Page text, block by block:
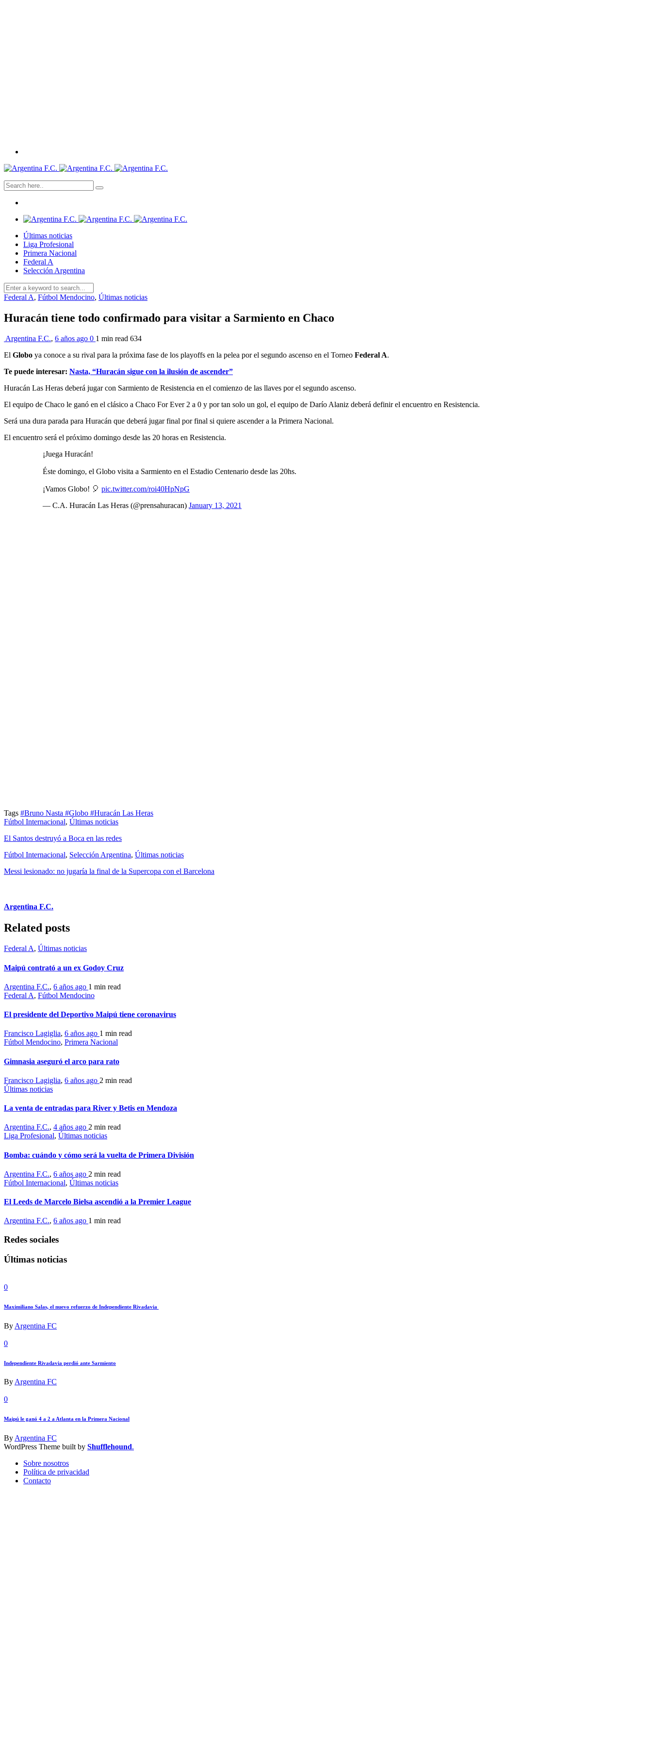
Últimas noticias
Liga Profesional
Primera Nacional
Federal A
Selección Argentina
Federal A, Fútbol Mendocino, Últimas noticias
Huracán tiene todo confirmado para visitar a Sarmiento en Chaco
Argentina F.C., 6 años ago 0 1 min read 634
El Globo ya conoce a su rival para la próxima fase de los playoffs en la pelea por el segundo ascenso en el Torneo Federal A.
Te puede interesar: Nasta, “Huracán sigue con la ilusión de ascender”
Huracán Las Heras deberá jugar con Sarmiento de Resistencia en el comienzo de las llaves por el segundo ascenso.
El equipo de Chaco le ganó en el clásico a Chaco For Ever 2 a 0 y por tan solo un gol, el equipo de Darío Alaniz deberá definir el encuentro en Resistencia.
Será una dura parada para Huracán que deberá jugar final por final si quiere ascender a la Primera Nacional.
El encuentro será el próximo domingo desde las 20 horas en Resistencia.
¡Juega Huracán!
Éste domingo, el Globo visita a Sarmiento en el Estadio Centenario desde las 20hs.
¡Vamos Globo! 🎈 pic.twitter.com/roi40HpNpG
— C.A. Huracán Las Heras (@prensahuracan) January 13, 2021
Tags #Bruno Nasta #Globo #Huracán Las Heras
Fútbol Internacional, Últimas noticias
El Santos destruyó a Boca en las redes
Fútbol Internacional, Selección Argentina, Últimas noticias
Messi lesionado: no jugaría la final de la Supercopa con el Barcelona
Argentina F.C.
Related posts
Federal A, Últimas noticias
Maipú contrató a un ex Godoy Cruz
Argentina F.C., 6 años ago 1 min read
Federal A, Fútbol Mendocino
El presidente del Deportivo Maipú tiene coronavirus
Francisco Lagiglia, 6 años ago 1 min read
Fútbol Mendocino, Primera Nacional
Gimnasia aseguró el arco para rato
Francisco Lagiglia, 6 años ago 2 min read
Últimas noticias
La venta de entradas para River y Betis en Mendoza
Argentina F.C., 4 años ago 2 min read
Liga Profesional, Últimas noticias
Bomba: cuándo y cómo será la vuelta de Primera División
Argentina F.C., 6 años ago 2 min read
Fútbol Internacional, Últimas noticias
El Leeds de Marcelo Bielsa ascendió a la Premier League
Argentina F.C., 6 años ago 1 min read
Redes sociales
Últimas noticias
0
Maximiliano Salas, el nuevo refuerzo de Independiente Rivadavia
By Argentina FC
0
Independiente Rivadavia perdió ante Sarmiento
ByArgentina FC
0
Maipú le ganó 4 a 2 a Atlanta en la Primera Nacional
ByArgentina FC
WordPress Theme built by Shufflehound.
Sobre nosotros
Política de privacidad
Contacto